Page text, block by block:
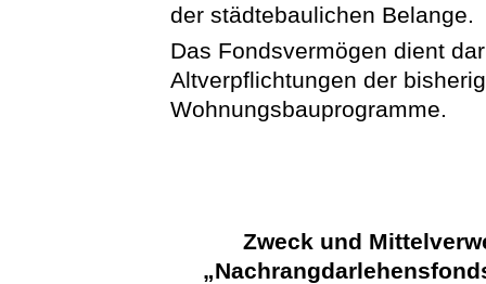
der städtebaulichen Belange.
Das Fondsvermögen dient
Altverpflichtungen der
Wohnungsbauprogramme.
Zweck und